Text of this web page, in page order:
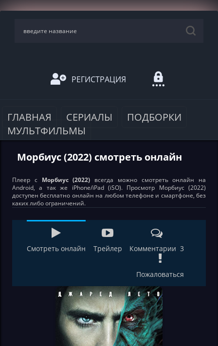
РЕГИСТРАЦИЯ
ГЛАВНАЯ СЕРИАЛЫ
ПОДБОРКИ
МУЛЬТФИЛЬМЫ
Морбиус (2022) смотреть онлайн
Плеер с Морбиус (2022) всегда можно смотреть онлайн на
Android, а так же iPhone/iPad (iSO). Просмотр Морбиус (2022)
доступен бесплатно онлайн на любом телефоне и смартфоне, без
каких либо ограничений.
Смотреть онлайн Трейлер Комментарии 3
Пожаловаться